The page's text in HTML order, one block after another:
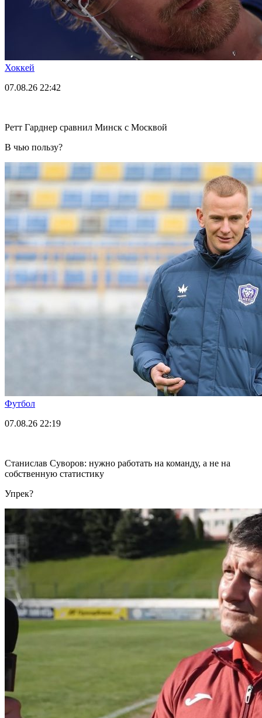
Хоккей
07.08.26 22:42
Ретт Гарднер сравнил Минск с Москвой
В чью пользу?
Футбол
07.08.26 22:19
Станислав Суворов: нужно работать на команду, а не на
собственную статистику
Упрек?